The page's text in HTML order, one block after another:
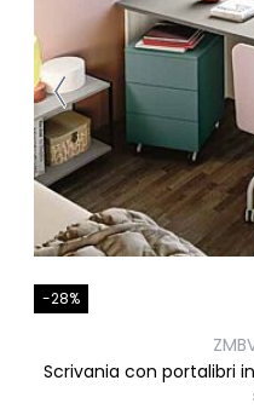
-28%
Scrivania con portalibri